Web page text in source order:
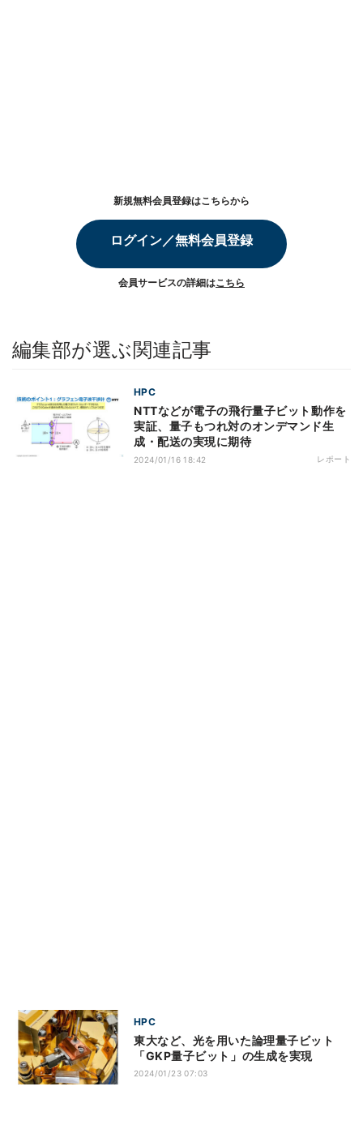
新規無料会員登録はこちらから
ログイン／無料会員登録
会員サービスの詳細はこちら
編集部が選ぶ関連記事
HPC
NTTなどが電子の飛行量子ビット動作を
実証、量子もつれ対のオンデマンド生
成・配送の実現に期待
2024/01/16 18:42 レポート
HPC
東大など、光を用いた論理量子ビット
「GKP量子ビット」の生成を実現
2024/01/23 07:03